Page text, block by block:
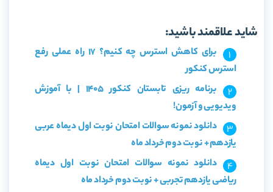
شاید علاقمند باشید:
برای کاهش استرس چه کنیم؟ 17 راه عملی رفع
استرس کنکور
برنامه ریزی تابستان کنکور 1405 | با آموزش
ویدیویی و آزمون!
دانلود نمونه سوالات امتحان نوبت اول دیماه عربی
یازدهم + نوبت دوم خرداد ماه
دانلود نمونه سوالات امتحان نوبت اول دیماه
ریاضی یازدهم تجربی + نوبت دوم خرداد ماه